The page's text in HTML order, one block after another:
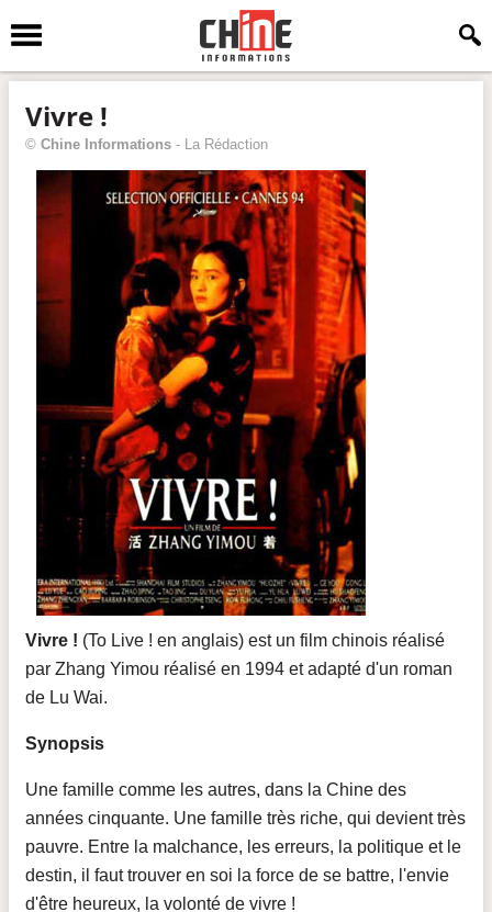
Vivre !
© Chine Informations - La Rédaction
Vivre ! (To Live ! en anglais) est un film chinois réalisé
par Zhang Yimou réalisé en 1994 et adapté d'un roman
de Lu Wai.
Synopsis
Une famille comme les autres, dans la Chine des
années cinquante. Une famille très riche, qui devient très
pauvre. Entre la malchance, les erreurs, la politique et le
destin, il faut trouver en soi la force de se battre, l'envie
d'être heureux, la volonté de vivre !